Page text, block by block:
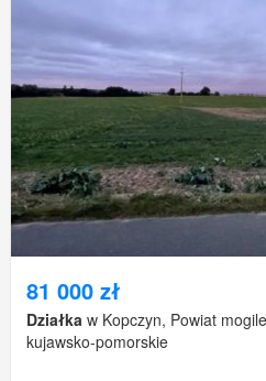
81 000 zł
Działka w Kopczyn, Powiat
kujawsko-pomorskie